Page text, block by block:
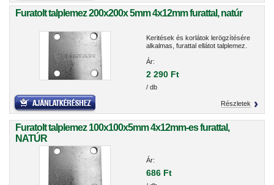
Furatolt talplemez 200x200x 5mm 4x12mm furattal, natúr
Keritések és korlátok lerögzítésére
alkalmas, furattal ellátot talplemez.
Ár:
2 290 Ft
/ db
Részletek
Furatolt talplemez 100x100x5mm 4x12mm-es furattal,
NATÚR
Ár:
686 Ft